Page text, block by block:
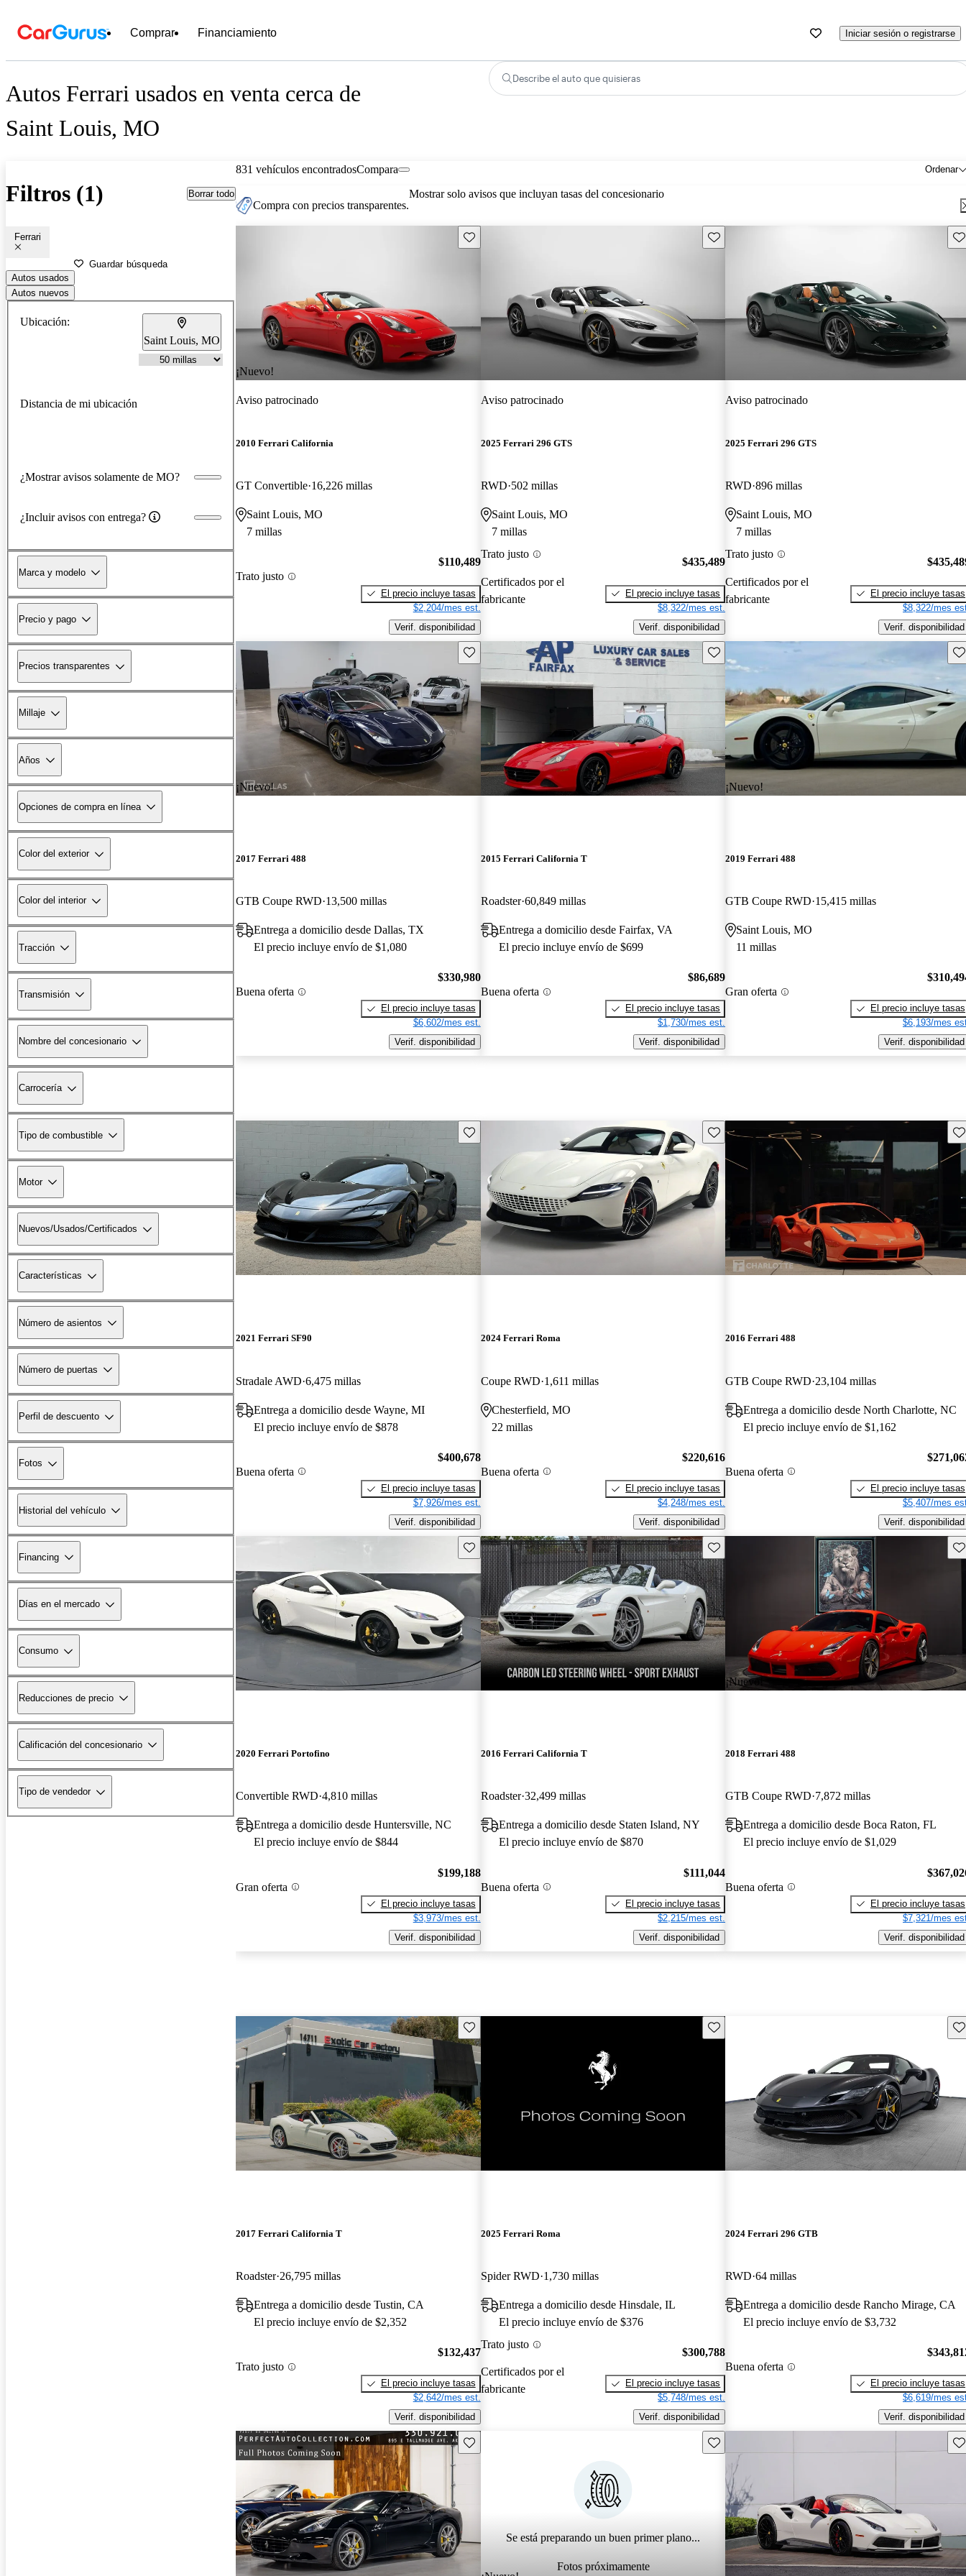
Comprar Financiamiento Iniciar sesión o registrarse
Autos Ferrari usados en venta cerca de
Saint Louis, MO
Describe el auto que quisieras
Filtros (1) Borrar todo
Ferrari
Guardar búsqueda
Autos usados
Autos nuevos
Ubicación:
Saint Louis, MO
Distancia de mi ubicación
¿Mostrar avisos solamente de MO?
¿Incluir avisos con entrega?
Marca y modelo
Precio y pago
Precios transparentes
Millaje
Años
Opciones de compra en línea
Color del exterior
Color del interior
Tracción
Transmisión
Nombre del concesionario
Carrocería
Tipo de combustible
Motor
Nuevos/Usados/Certificados
Características
Número de asientos
Número de puertas
Perfil de descuento
Fotos
Historial del vehículo
Financing
Días en el mercado
Consumo
Reducciones de precio
Calificación del concesionario
Tipo de vendedor
831 vehículos encontrados Ordenar
Compara
Compra con precios transparentes.
Mostrar solo avisos que incluyan tasas del concesionario
¡Nuevo!
Guarda este Aviso
Aviso patrocinado
2010 Ferrari California
GT Convertible 16,226 millas
Saint Louis, MO
7 millas
Trato justo
$110,489
El precio incluye tasas
$2,204/mes est.
Verif. disponibilidad
Guarda este Aviso
Aviso patrocinado
2025 Ferrari 296 GTS
RWD 502 millas
Saint Louis, MO
7 millas
Trato justo
Certificados por el
fabricante
$435,489
El precio incluye tasas
$8,322/mes est.
Verif. disponibilidad
Aviso patrocinado
2025 Ferrari 296 GTS
RWD 896 millas
Saint Louis, MO
7 millas
Trato justo
Certificados por el
fabricante
El precio incluye tasas
$8,322/mes
Verif. disponibilidad
¡Nuevo!
Guarda este Aviso
2017 Ferrari 488
GTB Coupe RWD 13,500 millas
Entrega a domicilio desde Dallas, TX
El precio incluye envío de $1,080
Buena oferta
$330,980
El precio incluye tasas
$6,602/mes est.
Verif. disponibilidad
Guarda este Aviso
2015 Ferrari California T
Roadster 60,849 millas
Entrega a domicilio desde Fairfax, VA
El precio incluye envío de $699
Buena oferta
$86,689
El precio incluye tasas
$1,730/mes est.
Verif. disponibilidad
¡Nuevo!
2019 Ferrari 488
GTB Coupe RWD 15,415 millas
Saint Louis, MO
11 millas
Gran oferta
El precio incluye tasas
$6,193/mes
Verif. disponibilidad
Guarda este Aviso
2021 Ferrari SF90
Stradale AWD 6,475 millas
Entrega a domicilio desde Wayne, MI
El precio incluye envío de $878
Buena oferta
$400,678
El precio incluye tasas
$7,926/mes est.
Verif. disponibilidad
Guarda este Aviso
2024 Ferrari Roma
Coupe RWD 1,611 millas
Chesterfield, MO
22 millas
Buena oferta
$220,616
El precio incluye tasas
$4,248/mes est.
Verif. disponibilidad
2016 Ferrari 488
GTB Coupe RWD 23,104 millas
Entrega a domicilio desde North Charlotte, NC
El precio incluye envío de $1,162
Buena oferta
El precio incluye tasas
$5,407/mes
Verif. disponibilidad
Guarda este Aviso
2020 Ferrari Portofino
Convertible RWD 4,810 millas
Entrega a domicilio desde Huntersville, NC
El precio incluye envío de $844
Gran oferta
$199,188
El precio incluye tasas
$3,973/mes est.
Verif. disponibilidad
Guarda este Aviso
2016 Ferrari California T
Roadster 32,499 millas
Entrega a domicilio desde Staten Island, NY
El precio incluye envío de $870
Buena oferta
$111,044
El precio incluye tasas
$2,215/mes est.
Verif. disponibilidad
¡Nuevo!
2018 Ferrari 488
GTB Coupe RWD 7,872 millas
Entrega a domicilio desde Boca Raton, FL
El precio incluye envío de $1,029
Buena oferta
El precio incluye tasas
$7,321/mes
Verif. disponibilidad
Guarda este Aviso
2017 Ferrari California T
Roadster 26,795 millas
Entrega a domicilio desde Tustin, CA
El precio incluye envío de $2,352
Trato justo
$132,437
El precio incluye tasas
$2,642/mes est.
Verif. disponibilidad
Guarda este Aviso
2025 Ferrari Roma
Spider RWD 1,730 millas
Entrega a domicilio desde Hinsdale, IL
El precio incluye envío de $376
Trato justo
Certificados por el
fabricante
$300,788
El precio incluye tasas
$5,748/mes est.
Verif. disponibilidad
2024 Ferrari 296 GTB
RWD 64 millas
Entrega a domicilio desde Rancho Mirage, CA
El precio incluye envío de $3,732
Buena oferta
El precio incluye tasas
$6,619/mes
Verif. disponibilidad
Guarda este Aviso
Se está preparando un buen primer plano...
Fotos próximamente
Guarda este Aviso